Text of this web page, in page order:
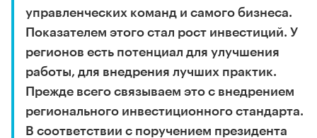
управленческих команд и самого бизнеса.
Показателем этого стал рост инвестиций. У
регионов есть потенциал для улучшения
работы, для внедрения лучших практик.
Прежде всего связываем это с внедрением
регионального инвестиционного стандарта.
В соответствии с поручением президента